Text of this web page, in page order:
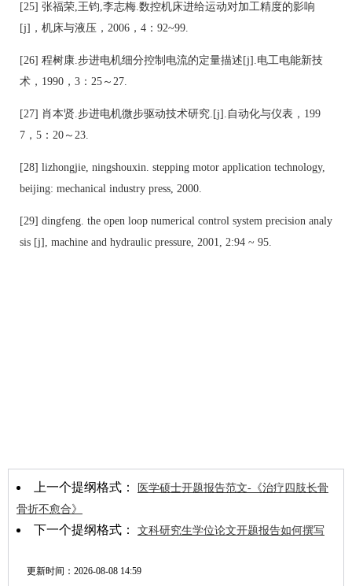
[25] 张福荣,王钧,李志梅.数控机床进给运动对加工精度的影响
[j]，机床与液压，2006，4：92~99.
[26] 程树康.步进电机细分控制电流的定量描述[j].电工电能新技
术，1990，3：25～27.
[27] 肖本贤.步进电机微步驱动技术研究.[j].自动化与仪表，199
7，5：20～23.
[28] lizhongjie, ningshouxin. stepping motor application technology,
beijing: mechanical industry press, 2000.
[29] dingfeng. the open loop numerical control system precision analy
sis [j], machine and hydraulic pressure, 2001, 2:94 ~ 95.
上一个提纲格式：
医学硕士开题报告范文-《治疗四肢长骨
骨折不愈合》
下一个提纲格式： 文科研究生学位论文开题报告如何撰写
更新时间： 2026-08-08 14:59